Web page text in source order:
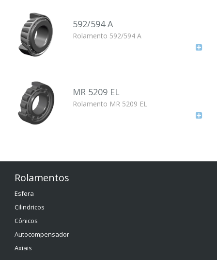
592/594 A
Rolamento 592/594 A
MR 5209 EL
Rolamento MR 5209 EL
Rolamentos
Esfera
Cilindricos
Cônicos
Autocompensador
Axiais